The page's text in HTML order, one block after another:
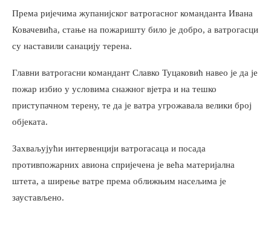
Према ријечима жупанијског ватрогасног команданта Ивана
Ковачевића, стање на пожаришту било је добро, а ватрогасци
су наставили санацију терена.
Главни ватрогасни командант Славко Туцаковић навео је да је
пожар избио у условима снажног вјетра и на тешко
приступачном терену, те да је ватра угрожавала велики број
објеката.
Захваљујући интервенцији ватрогасаца и посада
противпожарних авиона спријечена је већа материјална
штета, а ширење ватре према оближњим насељима је
заустављено.